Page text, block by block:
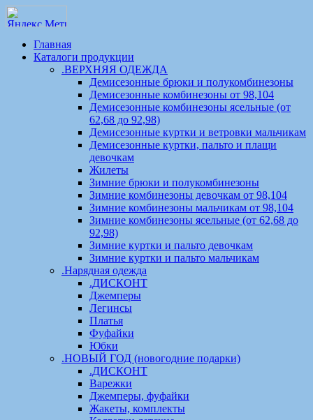
Главная
Каталоги продукции
.ВЕРХНЯЯ ОДЕЖДА
Демисезонные брюки и полукомбинезоны
Демисезонные комбинезоны от 98,104
Демисезонные комбинезоны ясельные (от
62,68 до 92,98)
Демисезонные куртки и ветровки мальчикам
Демисезонные куртки, пальто и плащи
девочкам
Жилеты
Зимние брюки и полукомбинезоны
Зимние комбинезоны девочкам от 98,104
Зимние комбинезоны мальчикам от 98,104
Зимние комбинезоны ясельные (от 62,68 до
92,98)
Зимние куртки и пальто девочкам
Зимние куртки и пальто мальчикам
.Нарядная одежда
.ДИСКОНТ
Джемперы
Легинсы
Платья
Фуфайки
Юбки
.НОВЫЙ ГОД (новогодние подарки)
.ДИСКОНТ
Варежки
Джемперы, фуфайки
Жакеты, комплекты